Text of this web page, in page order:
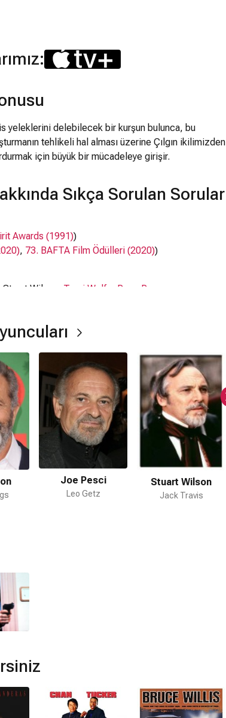
yeleklerini delebilecek bir kurşun bulunca, bu
tehlikeli hal alması üzerine Çılgın ikilimizden
için büyük bir mücadeleye girişir.
Sıkça Sorulan Sorular
Awards (1991))
, 73. BAFTA Film Ödülleri (2020))
, Stuart Wilson, Traci Wolfe Rene Russo
var?
Kamen
Bunlar:
Cehennem Silahı,Cehennem Silahı
4 .
Joe Pesci
Leo Getz
Stuart Wilson
Jack Travis